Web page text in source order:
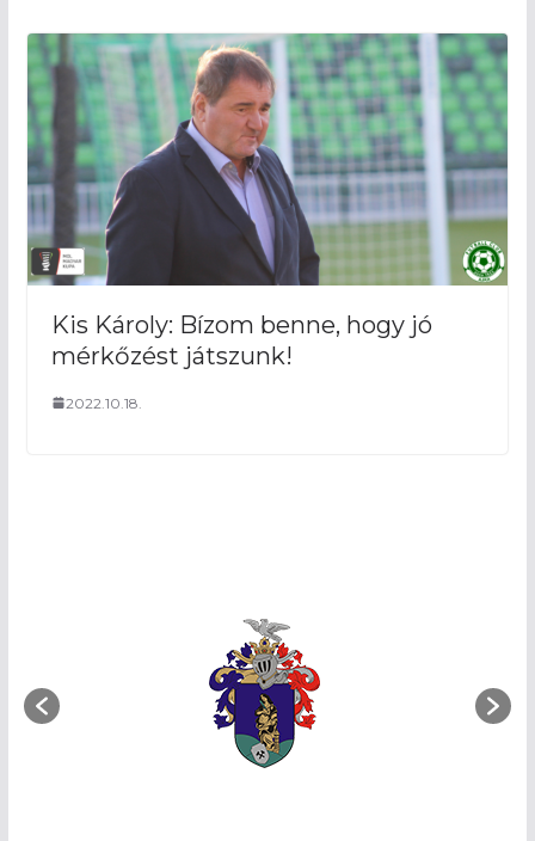
Kis Károly: Bízom benne, hogy jó
mérkőzést játszunk!
2022.10.18.